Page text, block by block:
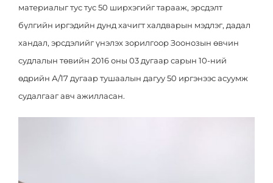
материалыг тус тус 50 ширхэгийг тарааж, эрсдэлт
бүлгийн иргэдийн дунд хачигт халдварын мэдлэг, дадал
хандал, эрсдэлийг үнэлэх зорилгоор Зоонозын өвчин
судлалын төвийн 2016 оны 03 дугаар сарын 10-ний
өдрийн А/17 дугаар тушаалын дагуу 50 иргэнээс асуумж
судалгааг авч ажилласан.